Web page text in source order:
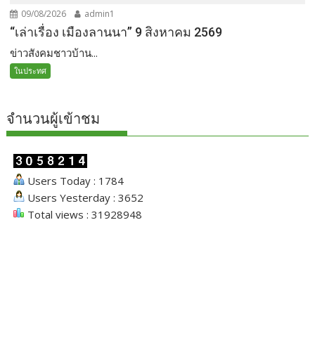
09/08/2026 admin1
“เล่าเรื่อง เมืองลานนา” 9 สิงหาคม 2569
ข่าวสังคมชาวบ้าน...
ในประทศ
จำนวนผู้เข้าชม
Users Today : 1784
Users Yesterday : 3652
Total views : 31928948